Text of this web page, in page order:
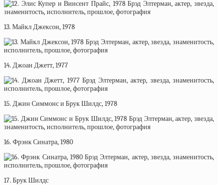
13. Майкл Джексон, 1978
14. Джоан Джетт, 1977
15. Джин Симмонс и Брук Шилдс, 1978
16. Фрэнк Синатра, 1980
17. Брук Шилдс